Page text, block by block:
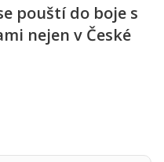
pouští do boje s
nejen v České